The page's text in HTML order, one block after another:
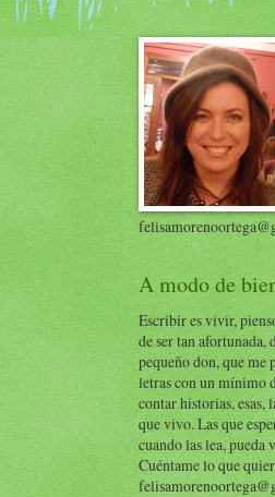
A modo de
Escribir es vivir,
de ser tan afortunada,
pequeño don, que me
letras con un mínimo
contar historias, esas,
que vivo. Las que
cuando las lea,
Cuéntame lo que